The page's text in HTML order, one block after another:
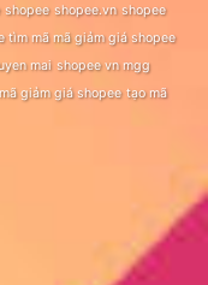
shopee shopee.vn shopee
tìm mã mã giảm giá shopee
mai shopee vn mgg
giảm giá shopee tạo mã